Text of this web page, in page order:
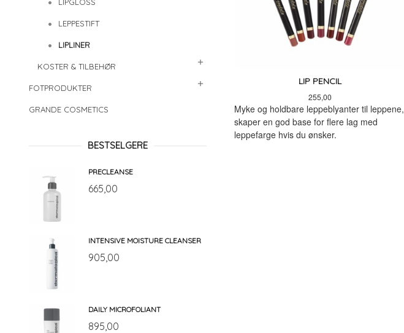
LIP PENCIL
Pris
255,00
Myke og holdbare leppeblyanter til leppene,
skaper en god base for flere lag med
leppefarge hvis du ønsker.
LIPGLOSS
LEPPESTIFT
LIPLINER
KOSTER & TILBEHØR
FOTPRODUKTER
GRANDE COSMETICS
BESTSELGERE
PRECLEANSE
665,00
INTENSIVE MOISTURE CLEANSER
905,00
DAILY MICROFOLIANT
895,00